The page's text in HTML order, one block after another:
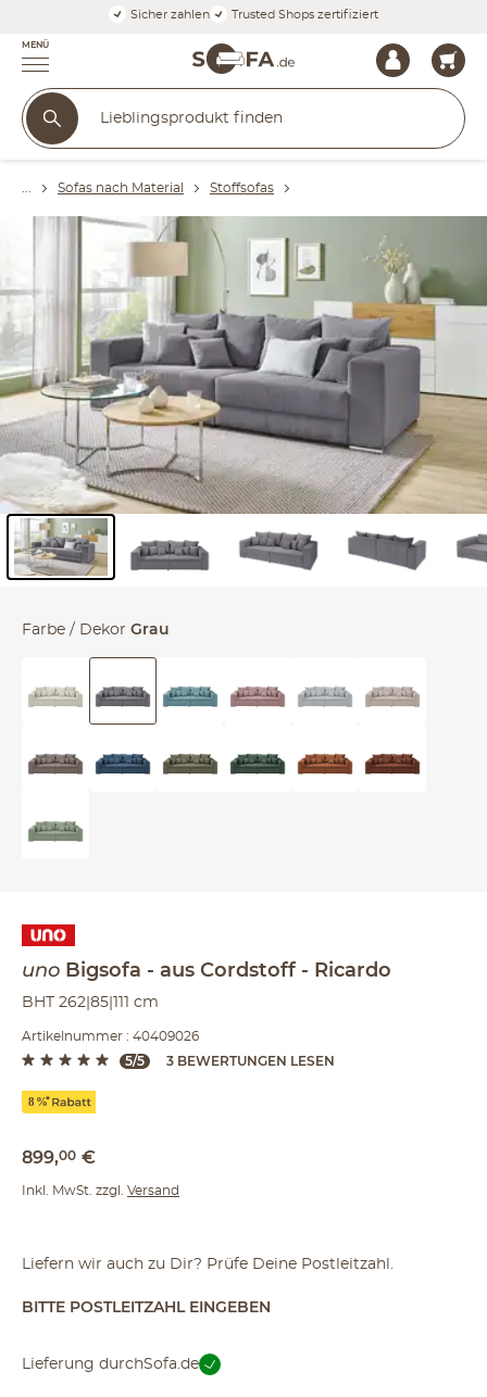
Sicher zahlen Trusted Shops zertifiziert
MENÜ
Sofas nach Material Stoffsofas
uno Bigsofa aus Cordstoff Ricardo
BHT 262|85|111 cm
Artikelnummer : 40409026
5/5
3 BEWERTUNGEN LESEN
899,00 €
Inkl. MwSt. zzgl. Versand
Farbe / Dekor Grau
Liefern wir auch zu Dir? Prüfe Deine Postleitzahl.
BITTE POSTLEITZAHL EINGEBEN
Lieferung durchSofa.de